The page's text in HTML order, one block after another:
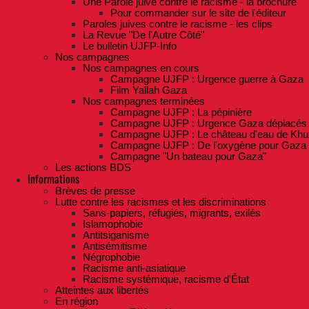
Pour commander sur le site de l'éditeur
Paroles juives contre le racisme - les clips
La Revue "De l'Autre Côté"
Le bulletin UJFP-Info
Nos campagnes
Nos campagnes en cours
Campagne UJFP : Urgence guerre à Gaza
Film Yallah Gaza
Nos campagnes terminées
Campagne UJFP : La pépinière
Campagne UJFP : Urgence Gaza déplacés
Campagne UJFP : Le château d'eau de
Campagne UJFP : De l'oxygène pour Gaza
Campagne "Un bateau pour Gaza"
Les actions BDS
Informations
Brèves de presse
Lutte contre les racismes et les discriminations
Sans-papiers, réfugiés, migrants, exilés
Islamophobie
Antitsiganisme
Antisémitisme
Négrophobie
Racisme anti-asiatique
Racisme systémique, racisme d'État
Atteintes aux libertés
En région